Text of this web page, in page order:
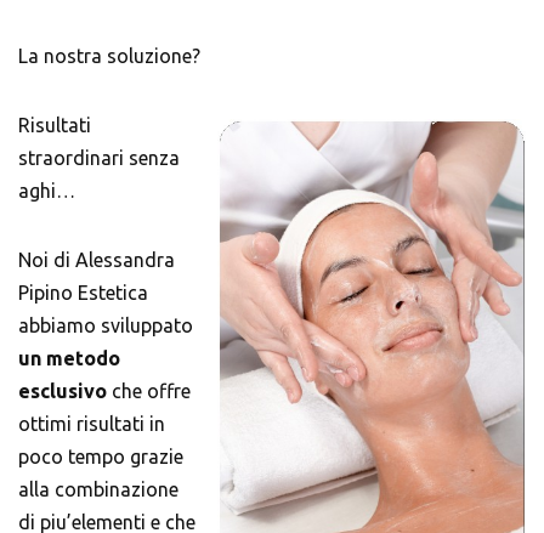
La nostra soluzione?
Risultati
straordinari senza
aghi…
Noi di Alessandra
Pipino Estetica
abbiamo sviluppato
un metodo
esclusivo che offre
ottimi risultati in
poco tempo grazie
alla combinazione
di piu’elementi e che